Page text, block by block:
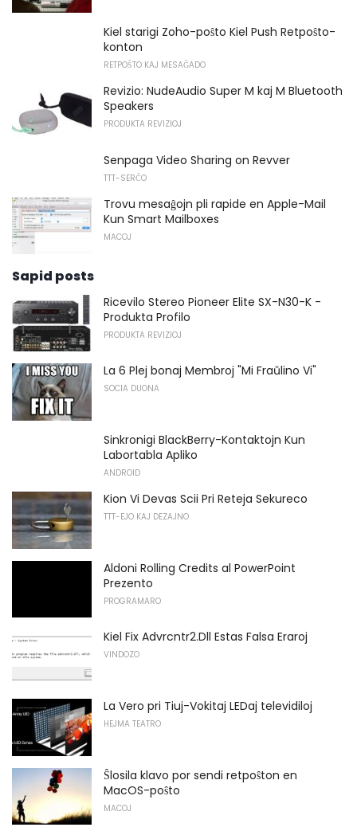
Kiel starigi Zoho-poŝto Kiel Push Retpoŝto-
konton
RETPOŜTO KAJ MESAĜADO
Revizio: NudeAudio Super M kaj M Bluetooth
Speakers
PRODUKTA REVIZIOJ
Senpaga Video Sharing on Revver
TTT-SERĈO
Trovu mesaĝojn pli rapide en Apple-Mail
Kun Smart Mailboxes
MACOJ
Sapid posts
Ricevilo Stereo Pioneer Elite SX-N30-K -
Produkta Profilo
PRODUKTA REVIZIOJ
La 6 Plej bonaj Membroj "Mi Fraŭlino Vi"
SOCIA DUONA
Sinkronigi BlackBerry-Kontaktojn Kun
Labortabla Apliko
ANDROID
Kion Vi Devas Scii Pri Reteja Sekureco
TTT-EJO KAJ DEZAJNO
Aldoni Rolling Credits al PowerPoint
Prezento
PROGRAMARO
Kiel Fix Advrcntr2.Dll Estas Falsa Eraroj
VINDOZO
La Vero pri Tiuj-Vokitaj LEDaj televidiloj
HEJMA TEATRO
Ŝlosila klavo por sendi retpoŝton en
MacOS-poŝto
MACOJ